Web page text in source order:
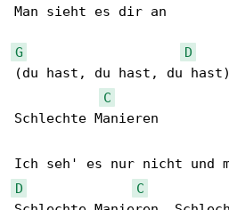
Man sieht es dir an
G
D
(du hast, du hast, du hast)
C
Schlechte Manieren
D
C